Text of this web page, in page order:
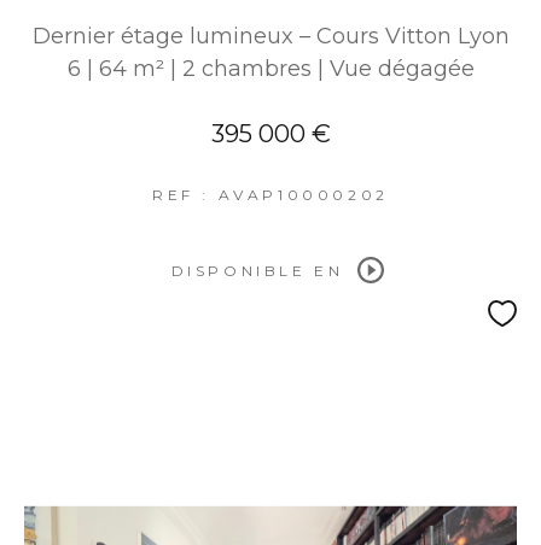
Dernier étage lumineux – Cours Vitton Lyon
6 | 64 m² | 2 chambres | Vue dégagée
395 000 €
REF : AVAP10000202
DISPONIBLE EN